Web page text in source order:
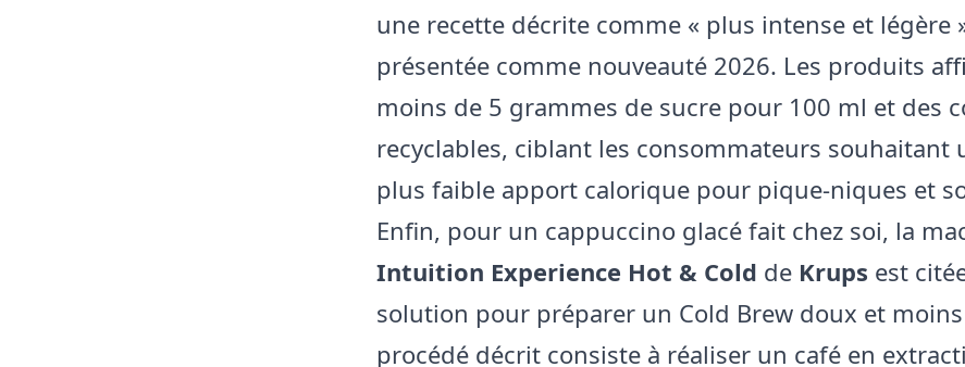
une recette décrite comme « plus intense et légère
présentée comme nouveauté 2026. Les produits
moins de 5 grammes de sucre pour 100 ml et des
recyclables, ciblant les consommateurs souhaitant
plus faible apport calorique pour pique-niques et
Enfin, pour un cappuccino glacé fait chez soi, la
Intuition Experience Hot & Cold de Krups est
solution pour préparer un Cold Brew doux et moins
procédé décrit consiste à réaliser un café en